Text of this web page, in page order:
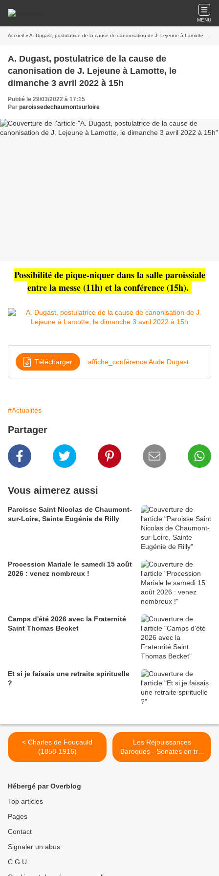
MENU
Accueil » A. Dugast, postulatrice de la cause de canonisation de J. Lejeune à Lamotte, le dimanche 3 avril 2022 à 15h
A. Dugast, postulatrice de la cause de
canonisation de J. Lejeune à Lamotte, le
dimanche 3 avril 2022 à 15h
Publié le 29/03/2022 à 17:15
Par paroissedechaumontsurloire
Possibilité de pique-niquer dans la salle paroissiale
entre la messe (11h) et la conférence (15h).
Télécharger affiche_conférence Aude Dugast
#Actualités
Partager
Vous aimerez aussi
Paroisse Saint Nicolas de Chaumont-
sur-Loire, Sainte Eugénie de Rilly
Procession Mariale le samedi 15 août
2026 : venez nombreux !
Camps d'été 2026 avec la Fraternité
Saint Thomas Becket
Et si je faisais une retraite spirituelle
?
< Charles de Foucauld
(1858-1916)
Les Réjouissances
Baroques - Sonates en trio
>
Hébergé par Overblog
Top articles
Pages
Contact
Signaler un abus
C.G.U.